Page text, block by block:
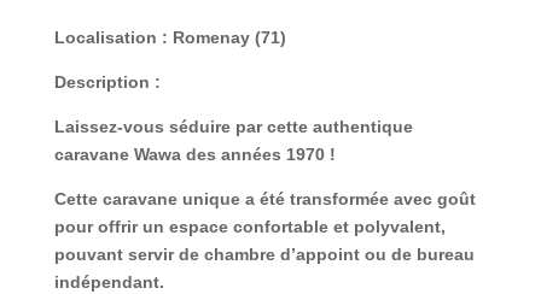
Localisation : Romenay (71)
Description :
Laissez-vous séduire par cette authentique
caravane Wawa des années 1970!
Cette caravane unique a été transformée avec goût
pour offrir un espace confortable et polyvalent,
pouvant servir de chambre d’appoint ou de bureau
indépendant.